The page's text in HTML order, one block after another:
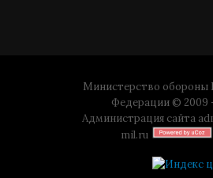
Министерство обороны
Федерации © 2009
Администрация сайта
mil.ru